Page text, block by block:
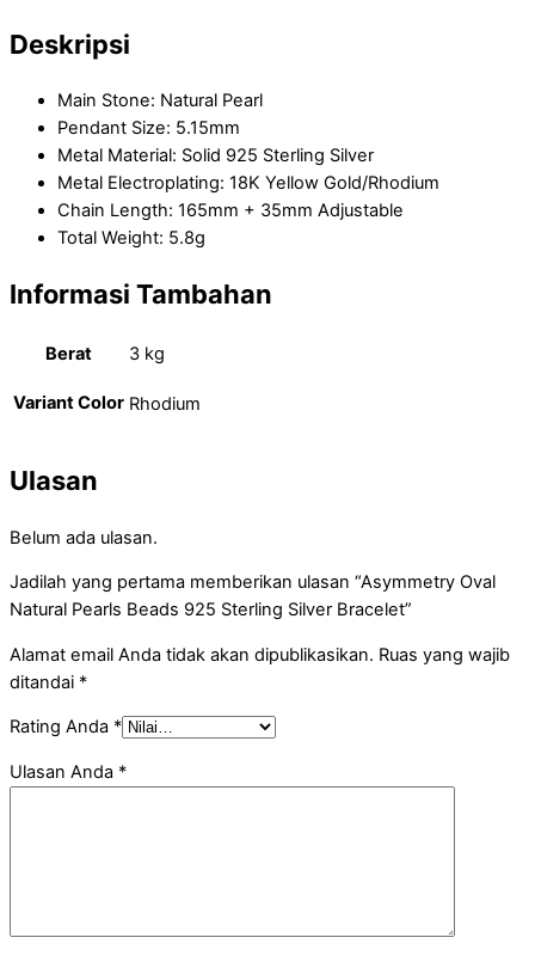
Deskripsi
Main Stone: Natural Pearl
Pendant Size: 5.15mm
Metal Material: Solid 925 Sterling Silver
Metal Electroplating: 18K Yellow Gold/Rhodium
Chain Length: 165mm + 35mm Adjustable
Total Weight: 5.8g
Informasi Tambahan
Berat 3 kg
Variant Color Rhodium
Ulasan
Belum ada ulasan.
Jadilah yang pertama memberikan ulasan “Asymmetry Oval
Natural Pearls Beads 925 Sterling Silver Bracelet”
Alamat email Anda tidak akan dipublikasikan. Ruas yang wajib
ditandai *
Rating Anda *
Ulasan Anda *